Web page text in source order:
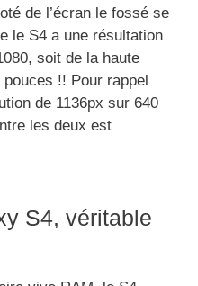
de l’écran le fossé se
le S4 a une résultation
soit de la haute
!! Pour rappel
de 1136px sur 640
les deux est
S4, véritable